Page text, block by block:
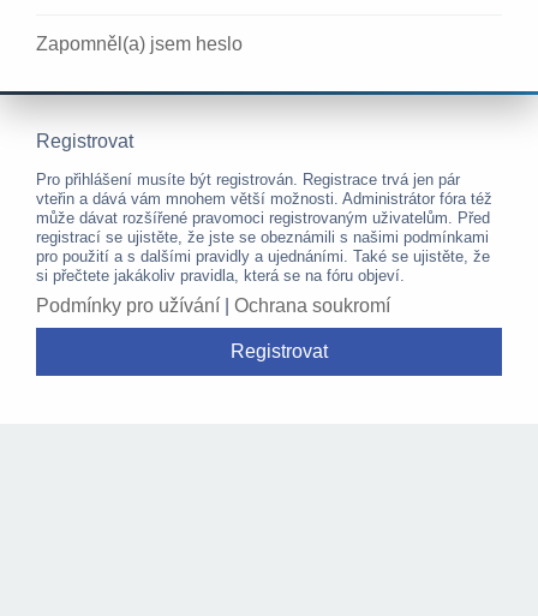
Zapomněl(a) jsem heslo
Registrovat
Pro přihlášení musíte být registrován. Registrace trvá jen pár
vteřin a dává vám mnohem větší možnosti. Administrátor fóra též
může dávat rozšířené pravomoci registrovaným uživatelům. Před
registrací se ujistěte, že jste se obeznámili s našimi podmínkami
pro použití a s dalšími pravidly a ujednáními. Také se ujistěte, že
si přečtete jakákoliv pravidla, která se na fóru objeví.
Podmínky pro užívání Ochrana soukromí
Registrovat